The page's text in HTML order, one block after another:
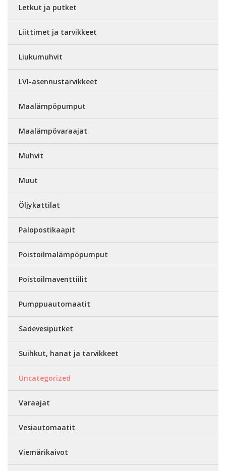
Letkut ja putket
Liittimet ja tarvikkeet
Liukumuhvit
LVI-asennustarvikkeet
Maalämpöpumput
Maalämpövaraajat
Muhvit
Muut
Öljykattilat
Palopostikaapit
Poistoilmalämpöpumput
Poistoilmaventtiilit
Pumppuautomaatit
Sadevesiputket
Suihkut, hanat ja tarvikkeet
Uncategorized
Varaajat
Vesiautomaatit
Viemärikaivot